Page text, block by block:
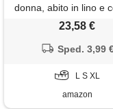
donna, abito in lino e
abito lungo in lino con
per le vacanze,
23,58 €
Sped. 3,99
L S XL
amazon